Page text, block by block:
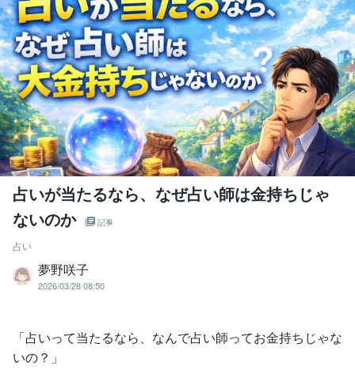
占いが当たるなら、なぜ占い師は金持ちじゃ
ないのか
記事
占い
夢野咲子
2026/03/28 08:50
「占いって当たるなら、なんで占い師ってお金持ちじゃな
いの？」